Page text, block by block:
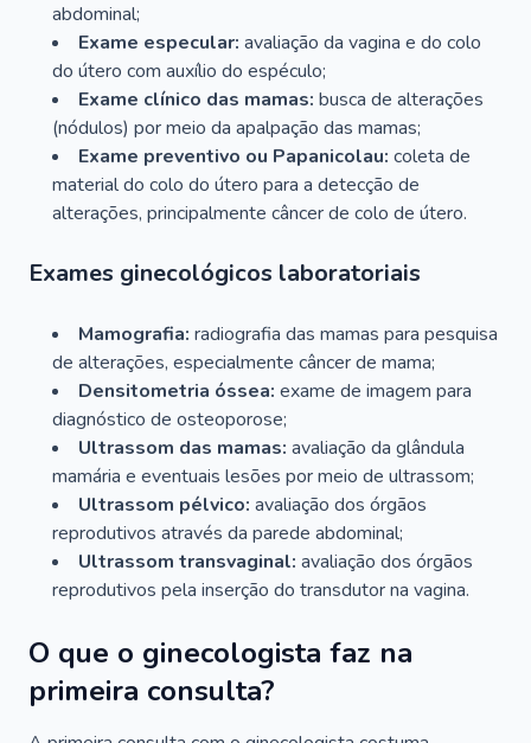
abdominal;
Exame especular: avaliação da vagina e do colo
do útero com auxílio do espéculo;
Exame clínico das mamas: busca de alterações
(nódulos) por meio da apalpação das mamas;
Exame preventivo ou Papanicolau: coleta de
material do colo do útero para a detecção de
alterações, principalmente câncer de colo de útero.
Exames ginecológicos laboratoriais
Mamografia: radiografia das mamas para pesquisa
de alterações, especialmente câncer de mama;
Densitometria óssea: exame de imagem para
diagnóstico de osteoporose;
Ultrassom das mamas: avaliação da glândula
mamária e eventuais lesões por meio de ultrassom;
Ultrassom pélvico: avaliação dos órgãos
reprodutivos através da parede abdominal;
Ultrassom transvaginal: avaliação dos órgãos
reprodutivos pela inserção do transdutor na vagina.
O que o ginecologista faz na
primeira consulta?